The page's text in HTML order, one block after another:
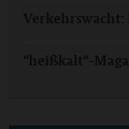
Verkehrswacht:
"heißkalt"-